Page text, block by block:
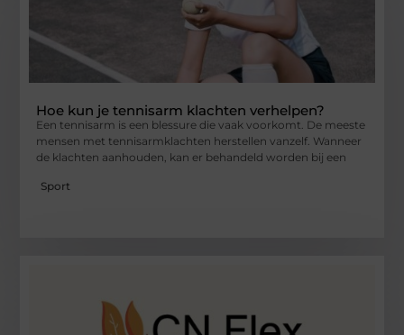
Hoe kun je tennisarm klachten verhelpen?
Een tennisarm is een blessure die vaak voorkomt. De meeste
mensen met tennisarmklachten herstellen vanzelf. Wanneer
de klachten aanhouden, kan er behandeld worden bij een
Sport